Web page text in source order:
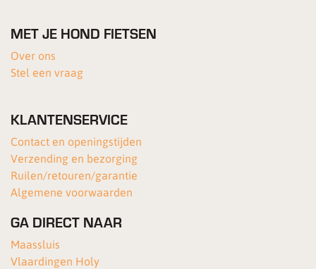
MET JE HOND FIETSEN
Over ons
Stel een vraag
KLANTENSERVICE
Contact en openingstijden
Verzending en bezorging
Ruilen/retouren/garantie
Algemene voorwaarden
GA DIRECT NAAR
Maassluis
Vlaardingen Holy